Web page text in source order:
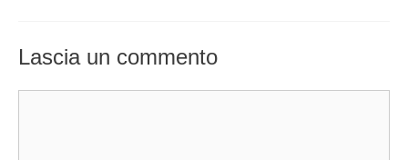
Lascia un commento